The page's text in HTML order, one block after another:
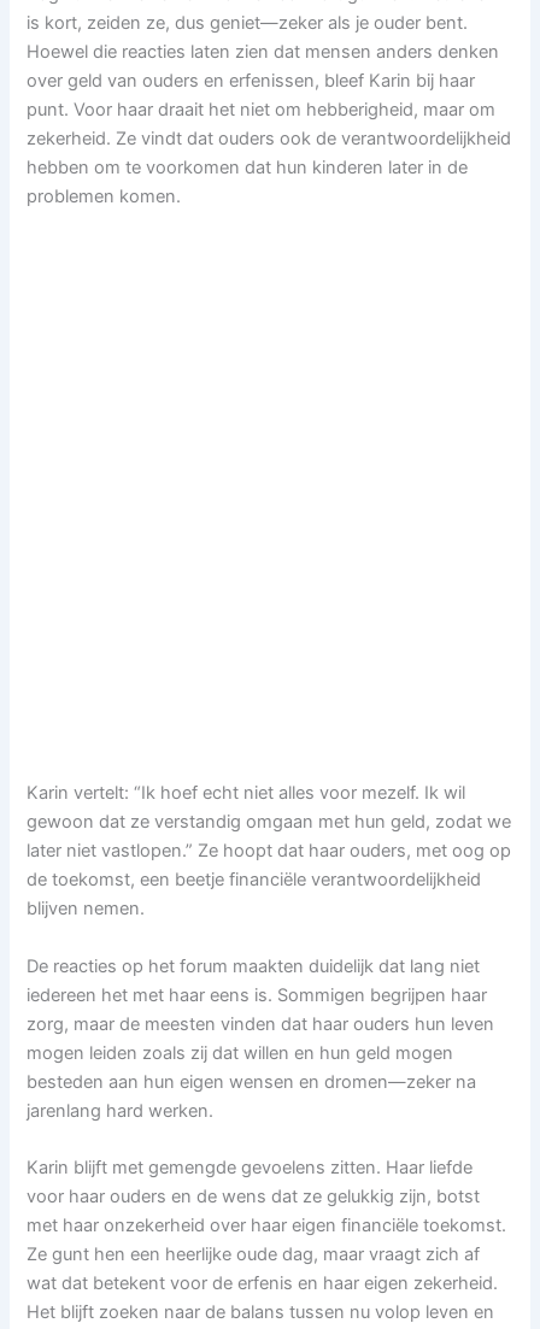
is kort, zeiden ze, dus geniet—zeker als je ouder bent.
Hoewel die reacties laten zien dat mensen anders denken
over geld van ouders en erfenissen, bleef Karin bij haar
punt. Voor haar draait het niet om hebberigheid, maar om
zekerheid. Ze vindt dat ouders ook de verantwoordelijkheid
hebben om te voorkomen dat hun kinderen later in de
problemen komen.
Karin vertelt: “Ik hoef echt niet alles voor mezelf. Ik wil
gewoon dat ze verstandig omgaan met hun geld, zodat we
later niet vastlopen.” Ze hoopt dat haar ouders, met oog op
de toekomst, een beetje financiële verantwoordelijkheid
blijven nemen.
De reacties op het forum maakten duidelijk dat lang niet
iedereen het met haar eens is. Sommigen begrijpen haar
zorg, maar de meesten vinden dat haar ouders hun leven
mogen leiden zoals zij dat willen en hun geld mogen
besteden aan hun eigen wensen en dromen—zeker na
jarenlang hard werken.
Karin blijft met gemengde gevoelens zitten. Haar liefde
voor haar ouders en de wens dat ze gelukkig zijn, botst
met haar onzekerheid over haar eigen financiële toekomst.
Ze gunt hen een heerlijke oude dag, maar vraagt zich af
wat dat betekent voor de erfenis en haar eigen zekerheid.
Het blijft zoeken naar de balans tussen nu volop leven en